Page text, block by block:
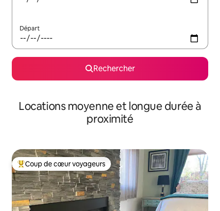
Départ
Rechercher
Locations moyenne et longue durée à
proximité
Coups de cœur voyageurs les plus appréciés
Coup de cœur voyageurs